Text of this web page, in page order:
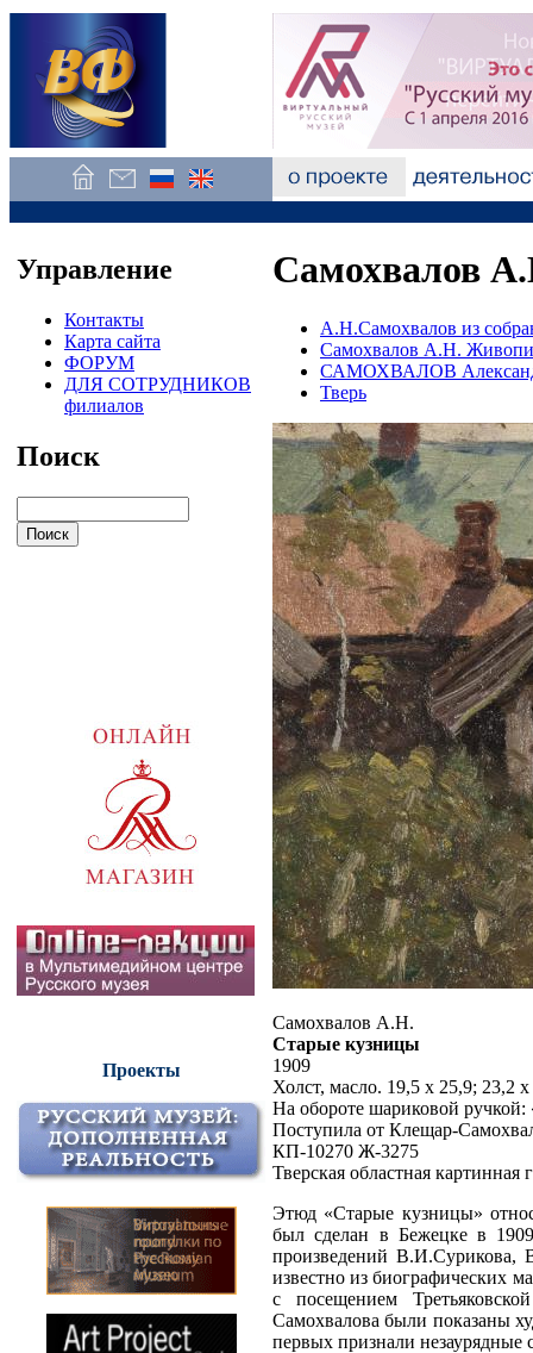
Управление
Контакты
Карта сайта
ФОРУМ
ДЛЯ СОТРУДНИКОВ
филиалов
Поиск
Проекты
Самохвалов
А.Н.Самохвалов из
Самохвалов А.Н.
САМОХВАЛОВ
Тверь
Самохвалов А.Н.
Старые кузницы
1909
Холст, масло. 19,5 х 25,9; 23,2
На обороте шариковой
Поступила от Клещар-
КП-10270 Ж-3275
Тверская областная картинная
Этюд «Старые кузницы»
был сделан в Бежецке в
произведений
известно из биографических
с посещением
Самохвалова были показаны
первых признали незаурядные